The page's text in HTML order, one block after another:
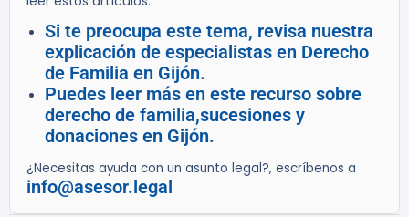
Si te preocupa este tema, revisa nuestra
explicación de especialistas en Derecho
de Familia en Gijón.
Puedes leer más en este recurso sobre
derecho de familia,sucesiones y
donaciones en Gijón.
¿Necesitas ayuda con un asunto legal?, escríbenos a
info@asesor.legal